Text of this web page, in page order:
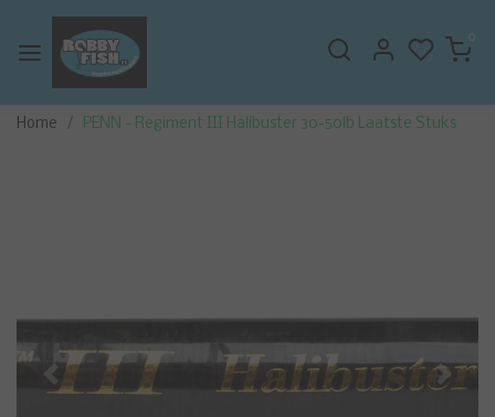
0
Home PENN - Regiment III Halibuster 30-50lb Laatste Stuks
Vorige